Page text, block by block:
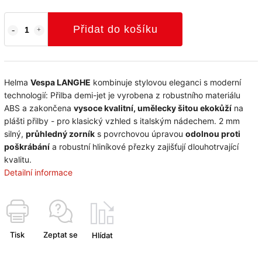
Přidat do košíku
Helma Vespa LANGHE kombinuje stylovou eleganci s moderní
technologií: Přilba demi-jet je vyrobena z robustního materiálu
ABS a zakončena vysoce kvalitní, umělecky šitou ekokůží na
plášti přilby - pro klasický vzhled s italským nádechem. 2 mm
silný, průhledný zorník s povrchovou úpravou odolnou proti
poškrábání a robustní hliníkové přezky zajišťují dlouhotrvající
kvalitu.
Detailní informace
Tisk Zeptat se Hlídat